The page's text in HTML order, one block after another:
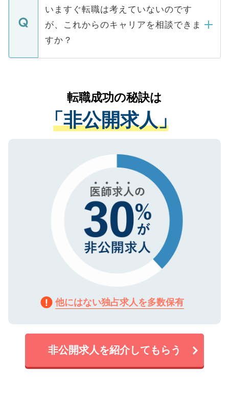
に、医療機関が求める条件に合った人材の
みを人材紹介会社に依頼するケースが増え
ています。
の辞退の連絡はキャリアパートナーが行い
で、ご安心ください。当サイトからの登録
などで収集したご登録者様の個人情報は、
ご本人のキャリアアップおよび転職活動の
支援を目的に使用いたします。お預かりし
ているすべての個人データはご本人の許可
は、個人情報の取り扱いについての厳密な
管理基準を満たした事業者のみに付与され
る、プライバシーマークを取得済みです。
で、機密保持に関してもご安心ください。
いますぐ転職は考えていないのです
が、これからのキャリアを相談できま
すか？
かがいして、現在の医療機関の状況や紹介
経験をまじえながら、適切なアドバイスを
させていただきます。すぐにご転職をされ
ない方には、長期的なサポートが可能です
ので、まずはご登録ください。
転職成功の秘訣は
「非公開求人」
他にはない独占求人を多数保有
非公開求人を紹介してもらう